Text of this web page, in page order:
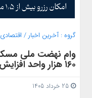
گروه :آخرین اخبار / اقتصادی
۱۶۰ هزار واحد افزایش یافت
25 خرداد 1405